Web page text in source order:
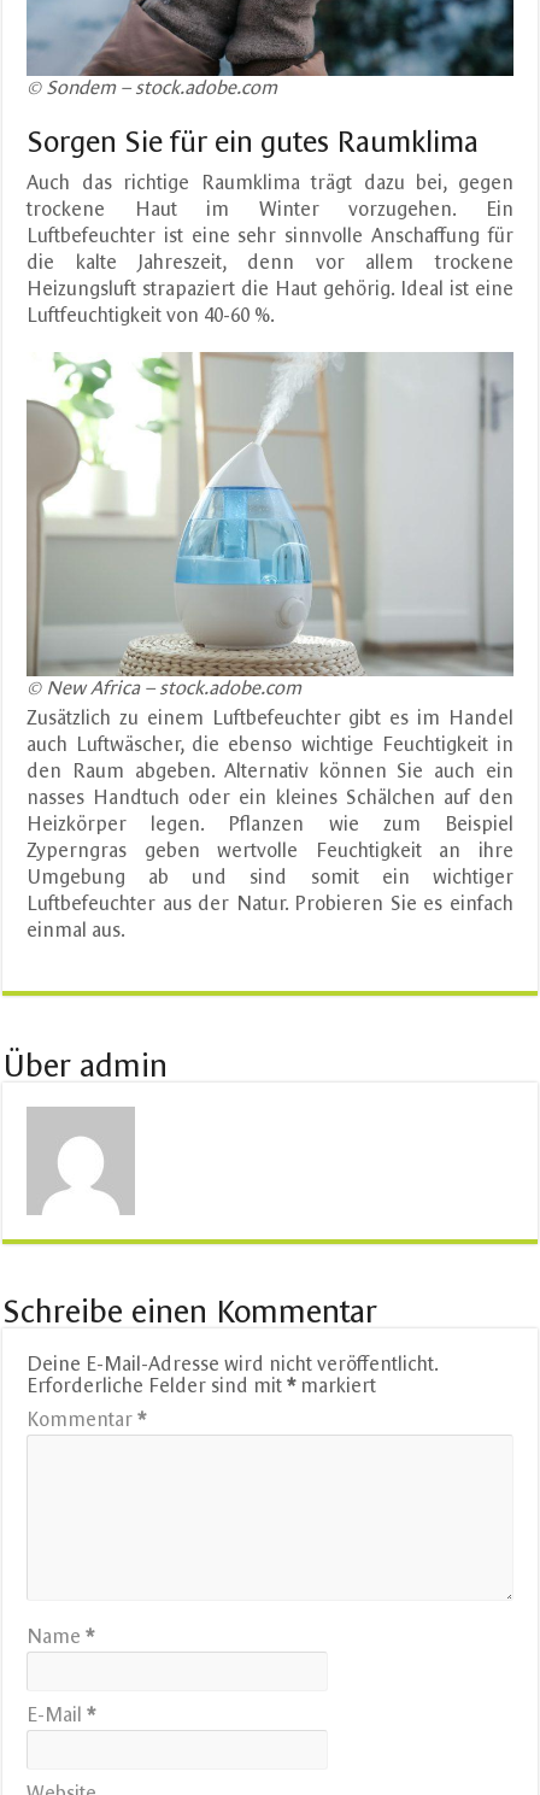
© Sondem – stock.adobe.com
Sorgen Sie für ein gutes Raumklima
Auch das richtige Raumklima trägt dazu bei, gegen
trockene Haut im Winter vorzugehen. Ein
Luftbefeuchter ist eine sehr sinnvolle Anschaffung für
die kalte Jahreszeit, denn vor allem trockene
Heizungsluft strapaziert die Haut gehörig. Ideal ist eine
Luftfeuchtigkeit von 40-60 %.
© New Africa – stock.adobe.com
Zusätzlich zu einem Luftbefeuchter gibt es im Handel
auch Luftwäscher, die ebenso wichtige Feuchtigkeit in
den Raum abgeben. Alternativ können Sie auch ein
nasses Handtuch oder ein kleines Schälchen auf den
Heizkörper legen. Pflanzen wie zum Beispiel
Zyperngras geben wertvolle Feuchtigkeit an ihre
Umgebung ab und sind somit ein wichtiger
Luftbefeuchter aus der Natur. Probieren Sie es einfach
einmal aus.
Über admin
Schreibe einen Kommentar
Deine E-Mail-Adresse wird nicht veröffentlicht.
Erforderliche Felder sind mit*markiert
Kommentar*
Name*
E-Mail*